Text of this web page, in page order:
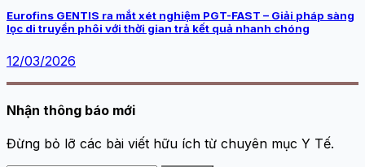
Eurofins GENTIS ra mắt xét nghiệm PGT-FAST – Giải pháp sàng
lọc di truyền phôi với thời gian trả kết quả nhanh chóng
12/03/2026
Nhận thông báo mới
Đừng bỏ lỡ các bài viết hữu ích từ chuyên mục Y Tế.